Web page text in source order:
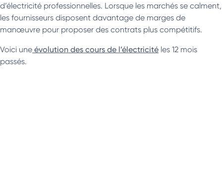
d’électricité professionnelles. Lorsque les marchés se calment,
les fournisseurs disposent davantage de marges de
manœuvre pour proposer des contrats plus compétitifs.
Voici une évolution des cours de l’électricité les 12 mois
passés.